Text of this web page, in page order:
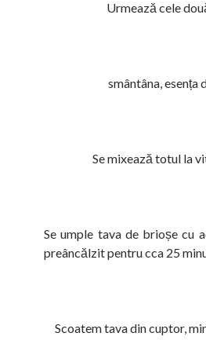
Urmează cele
smântâna, esența
Se mixează totul la
Se umple tava de brioșe cu
preâncălzit pentru cca 25
Scoatem tava din cuptor,